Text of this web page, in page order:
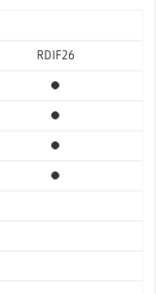
RDIF26
Standardvarustus
Standardvarustus
Standardvarustus
Standardvarustus